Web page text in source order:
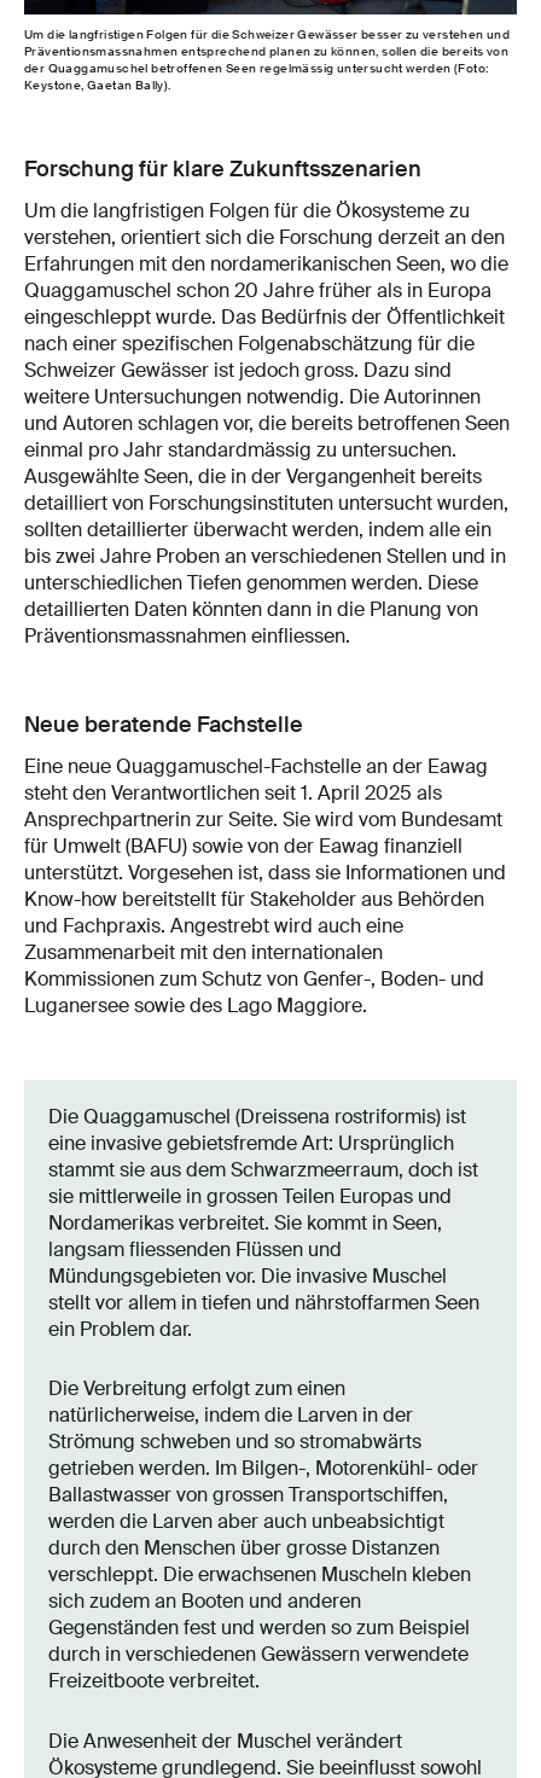
Um die langfristigen Folgen für die Schweizer Gewässer besser zu verstehen und
Präventionsmassnahmen entsprechend planen zu können, sollen die bereits von
der Quaggamuschel betroffenen Seen regelmässig untersucht werden (Foto:
Keystone, Gaetan Bally).
Forschung für klare Zukunftsszenarien
Um die langfristigen Folgen für die Ökosysteme zu
verstehen, orientiert sich die Forschung derzeit an den
Erfahrungen mit den nordamerikanischen Seen, wo die
Quaggamuschel schon 20 Jahre früher als in Europa
eingeschleppt wurde. Das Bedürfnis der Öffentlichkeit
nach einer spezifischen Folgenabschätzung für die
Schweizer Gewässer ist jedoch gross. Dazu sind
weitere Untersuchungen notwendig. Die Autorinnen
und Autoren schlagen vor, die bereits betroffenen Seen
einmal pro Jahr standardmässig zu untersuchen.
Ausgewählte Seen, die in der Vergangenheit bereits
detailliert von Forschungsinstituten untersucht wurden,
sollten detaillierter überwacht werden, indem alle ein
bis zwei Jahre Proben an verschiedenen Stellen und in
unterschiedlichen Tiefen genommen werden. Diese
detaillierten Daten könnten dann in die Planung von
Präventionsmassnahmen einfliessen.
Neue beratende Fachstelle
Eine neue Quaggamuschel-Fachstelle an der Eawag
steht den Verantwortlichen seit 1. April 2025 als
Ansprechpartnerin zur Seite. Sie wird vom Bundesamt
für Umwelt (BAFU) sowie von der Eawag finanziell
unterstützt. Vorgesehen ist, dass sie Informationen und
Know-how bereitstellt für Stakeholder aus Behörden
und Fachpraxis. Angestrebt wird auch eine
Zusammenarbeit mit den internationalen
Kommissionen zum Schutz von Genfer-, Boden- und
Luganersee sowie des Lago Maggiore.
Die Quaggamuschel (Dreissena rostriformis) ist
eine invasive gebietsfremde Art: Ursprünglich
stammt sie aus dem Schwarzmeerraum, doch ist
sie mittlerweile in grossen Teilen Europas und
Nordamerikas verbreitet. Sie kommt in Seen,
langsam fliessenden Flüssen und
Mündungsgebieten vor. Die invasive Muschel
stellt vor allem in tiefen und nährstoffarmen Seen
ein Problem dar.
Die Verbreitung erfolgt zum einen
natürlicherweise, indem die Larven in der
Strömung schweben und so stromabwärts
getrieben werden. Im Bilgen-, Motorenkühl- oder
Ballastwasser von grossen Transportschiffen,
werden die Larven aber auch unbeabsichtigt
durch den Menschen über grosse Distanzen
verschleppt. Die erwachsenen Muscheln kleben
sich zudem an Booten und anderen
Gegenständen fest und werden so zum Beispiel
durch in verschiedenen Gewässern verwendete
Freizeitboote verbreitet.
Die Anwesenheit der Muschel verändert
Ökosysteme grundlegend. Sie beeinflusst sowohl